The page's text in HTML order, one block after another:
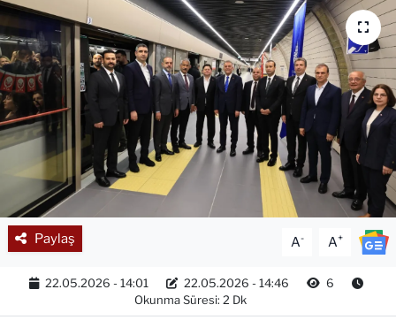
Paylaş A- A+
22.05.2026 - 14:01 22.05.2026 - 14:46
6
Okunma Süresi: 2 Dk